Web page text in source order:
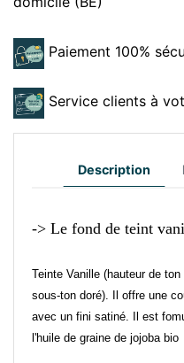
Paiement 100%
Service clients à
Description
-> Le fond de teint
Teinte Vanille (hauteur de
sous-ton doré). Il offre une
avec un fini satiné. Il est
l'huile de graine de jojoba bio